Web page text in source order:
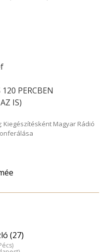
PERCBEN
IS)
Kiegészítésként Magyar Rádió
(27)